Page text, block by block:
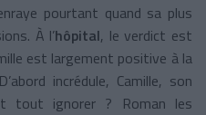
pourtant quand sa plus
À l’hôpital, le verdict est
est largement positive à la
incrédule, Camille, son
tout ignorer ? Roman les